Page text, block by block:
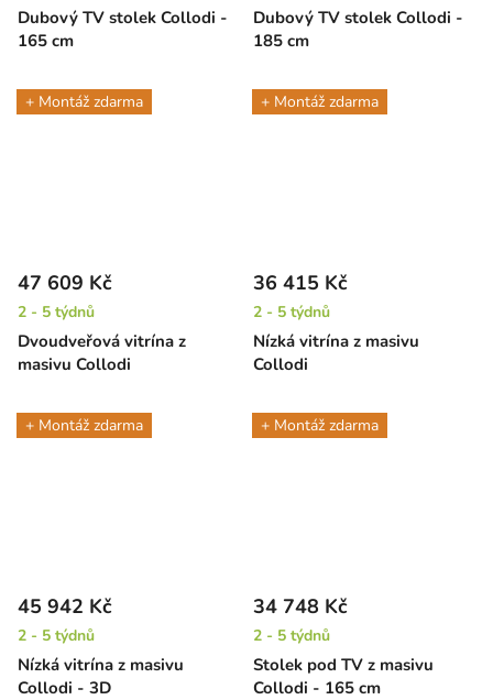
Dubový TV stolek Collodi -
165 cm
Dubový TV stolek Collodi -
185 cm
+ Montáž zdarma
Dvoudveřová vitrína z
masivu Collodi
47 609 Kč
2 - 5 týdnů
+ Montáž zdarma
Nízká vitrína z masivu
Collodi
36 415 Kč
2 - 5 týdnů
+ Montáž zdarma
Nízká vitrína z masivu
Collodi - 3D
45 942 Kč
2 - 5 týdnů
+ Montáž zdarma
Stolek pod TV z masivu
Collodi - 165 cm
34 748 Kč
2 - 5 týdnů